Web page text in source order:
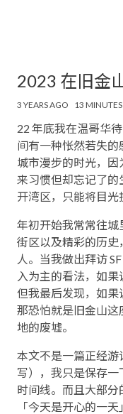
2023 在旧金
3 YEARS AGO 13
22 年底我在温哥华
间有一种怅然若失
城市漫步的时光，
来习惯但却忘记了
开湾区，只能将目
年初开始我常常往
街区以及精彩的历
人。当我做出拜访
入为主的看法，如果
但我最后发现，如果
那恐怕就是旧金山
地的废墟。
本文不是一篇正经游
写），我只是保存
时间线。而且大部
「今天是开心的一